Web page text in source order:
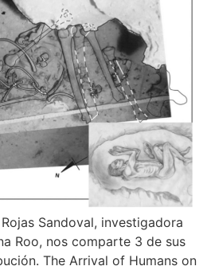
Sandoval, investigadora
Roo, nos comparte 3 de sus
The Arrival of Humans on